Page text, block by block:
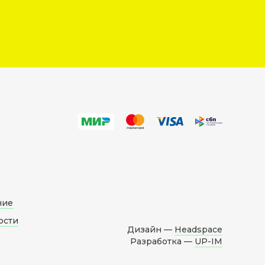
Дизайн — Headspace
Разработка — UP-IM